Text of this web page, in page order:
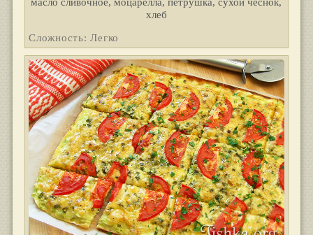
хлеб
Сложность: Легко